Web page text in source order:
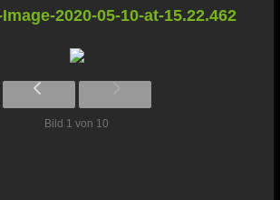
2020-05-10-at-15.22.462
Bild 1 von 10